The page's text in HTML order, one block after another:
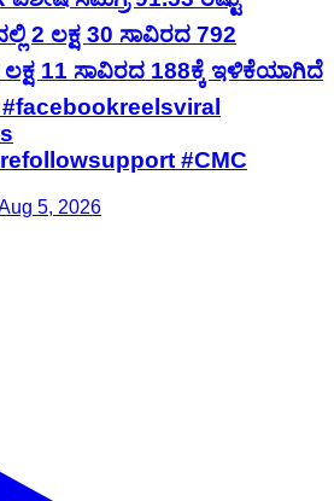
2 ಲಕ್ಷ 30 ಸಾವಿರದ 792
ಲಕ್ಷ 11 ಸಾವಿರದ 188ಕ್ಕೆ ಇಳಿಕೆಯಾಗಿದೆ
#CMC
5, 2026